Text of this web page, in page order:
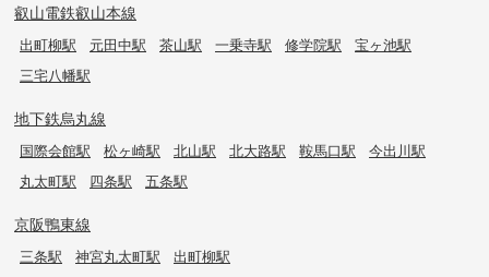
叡山電鉄叡山本線
出町柳駅 元田中駅 茶山駅 一乗寺駅 修学院駅
宝ヶ池駅
三宅八幡駅
地下鉄烏丸線
国際会館駅 松ヶ崎駅 北山駅 北大路駅 鞍馬口駅
今出川駅
丸太町駅
四条駅 五条駅
京阪鴨東線
三条駅 神宮丸太町駅 出町柳駅